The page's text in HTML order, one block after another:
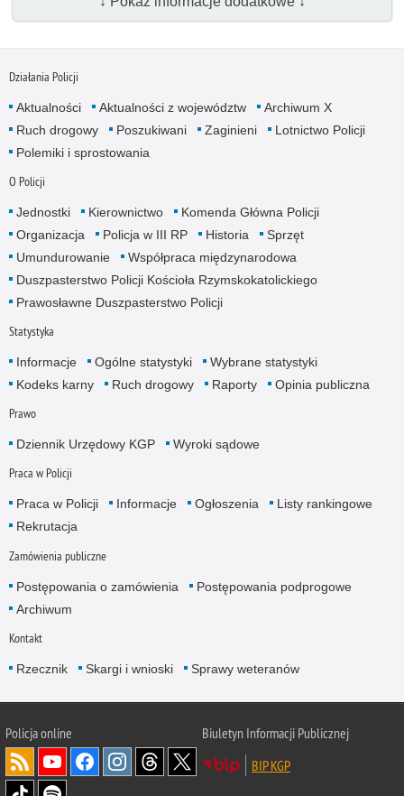
Działania Policji
Aktualności Aktualności z województw
Archiwum X
Ruch drogowy
Poszukiwani Zaginieni
Lotnictwo Policji
Polemiki i sprostowania
O Policji
Jednostki Kierownictwo
Komenda Główna Policji
Organizacja
Policja w III RP Historia
Sprzęt
Umundurowanie
Współpraca międzynarodowa
Duszpasterstwo Policji Kościoła Rzymskokatolickiego
Prawosławne Duszpasterstwo Policji
Statystyka
Informacje Ogólne statystyki
Wybrane statystyki
Kodeks karny
Ruch drogowy Raporty Opinia publiczna
Prawo
Dziennik Urzędowy KGP Wyroki sądowe
Praca w Policji
Praca w Policji Informacje Ogłoszenia
Listy rankingowe
Rekrutacja
Zamówienia publiczne
Postępowania o zamówienia
Postępowania podprogowe
Archiwum
Kontakt
Rzecznik Skargi i wnioski Sprawy weteranów
Policjaonline
Biuletyn Informacji Publicznej
BIP KGP